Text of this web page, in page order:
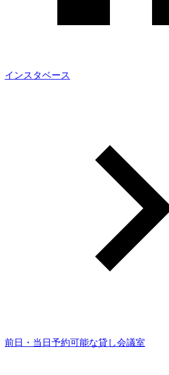
インスタベース
前日・当日予約可能な貸し会議室